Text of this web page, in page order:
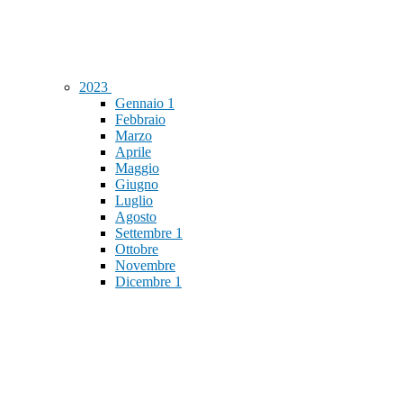
2023
Gennaio 1
Febbraio
Marzo
Aprile
Maggio
Giugno
Luglio
Agosto
Settembre 1
Ottobre
Novembre
Dicembre 1